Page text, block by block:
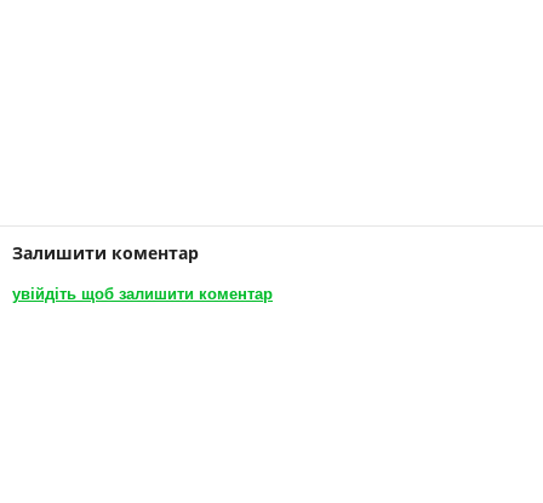
Залишити коментар
увійдіть щоб залишити коментар